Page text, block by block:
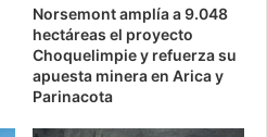
Norsemont amplía a 9.048
hectáreas el proyecto
Choquelimpie y refuerza su
apuesta minera en Arica y
Parinacota